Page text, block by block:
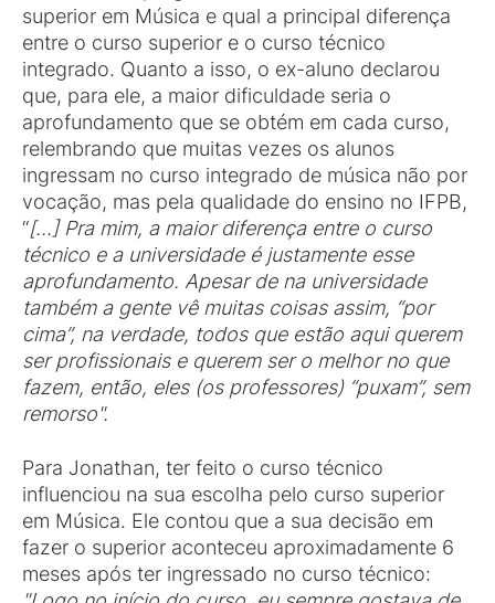
superior em Música e qual a principal diferença
entre o curso superior e o curso técnico
integrado. Quanto a isso, o ex-aluno declarou
que, para ele, a maior dificuldade seria o
aprofundamento que se obtém em cada curso,
relembrando que muitas vezes os alunos
ingressam no curso integrado de música não por
vocação, mas pela qualidade do ensino no IFPB,
“[...] Pra mim, a maior diferença entre o curso
técnico e a universidade é justamente esse
aprofundamento. Apesar de na universidade
também a gente vê muitas coisas assim, “por
cima”, na verdade, todos que estão aqui querem
ser profissionais e querem ser o melhor no que
fazem, então, eles (os professores) “puxam”, sem
remorso".
Para Jonathan, ter feito o curso técnico
influenciou na sua escolha pelo curso superior
em Música. Ele contou que a sua decisão em
fazer o superior aconteceu aproximadamente 6
meses após ter ingressado no curso técnico: